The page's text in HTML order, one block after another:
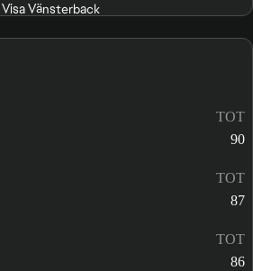
Visa Vänsterback
TOT
90
TOT
87
TOT
86